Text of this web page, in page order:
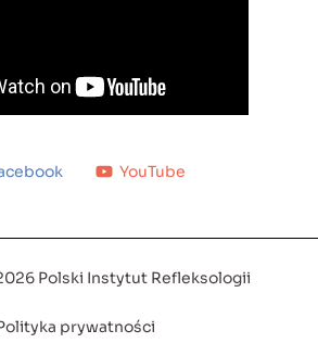
YouTube
Polski Instytut Refleksologii
prywatności